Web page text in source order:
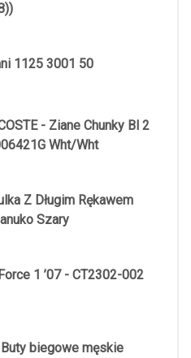
1125 3001 50
- Ziane Chunky Bl 2
Wht/Wht
Z Długim Rękawem
Szary
1 ’07 - CT2302-002
Buty biegowe męskie